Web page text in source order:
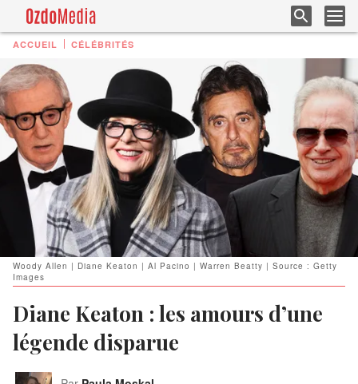
ACCUEIL CÉLÉBRITÉS
Woody Allen | Diane Keaton | Al Pacino | Warren Beatty | Source : Getty
Images
Diane Keaton : les amours d’une
légende disparue